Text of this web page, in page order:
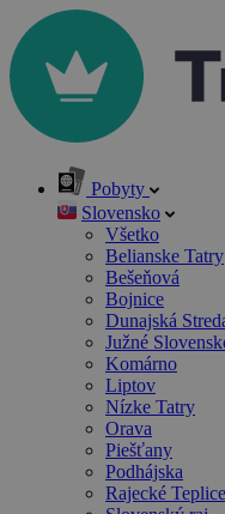
Pobyty
Slovensko
Všetko
Belianske Tatry
Bešeňová
Bojnice
Dunajská
Južné
Komárno
Liptov
Nízke Tatry
Orava
Piešťany
Podhájska
Rajecké Teplice